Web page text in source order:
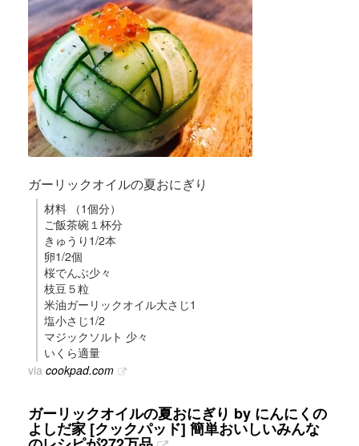
ガーリックオイルの夏おにぎり
材料 （1個分）
ご飯茶碗１杯分
きゅうり1/2本
卵1/2個
桜でんぶ少々
枝豆５粒
米油ガーリックオイル大さじ1
塩小さじ1/2
マジックソルト 少々
いくら適量
via cookpad.com
ガーリックオイルの夏おにぎり by にんにくの
よしだ家 [クックパッド] 簡単おいしいみんな